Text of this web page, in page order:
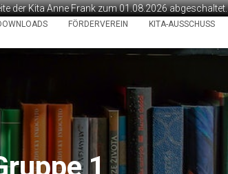
der Kita Anne Frank zum 01.08.2026 abgeschaltet.
FÖRDERVEREIN KITA-AUSSCHUSS
1